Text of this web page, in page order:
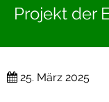
Projekt der
25. März 2025